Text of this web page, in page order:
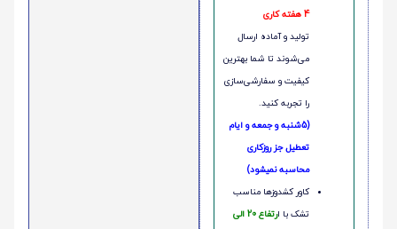
4 هفته کاری
تولید و آماده ارسال
می‌شوند تا شما بهترین
کیفیت و سفارشی‌سازی
را تجربه کنید.
(5شنبه و جمعه و ایام
تعطیل جز روزکاری
محاسبه نمیشود)
کاور کشدوزها مناسب
تشک با ا
رتفاع 20 الی